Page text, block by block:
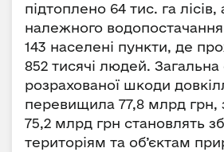
підтоплено 64 тис. га лісів,
належного
143 населені пункти, де
852 тисячі людей.
розрахованої шкоди
перевищила 77,8 млрд грн,
75,2 млрд грн становлять
територіям та об’єктам